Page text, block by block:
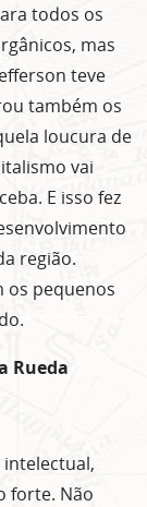
todos os
mas
teve
também os
loucura de
vai
E isso fez
região.
os pequenos
Rueda
forte. Não